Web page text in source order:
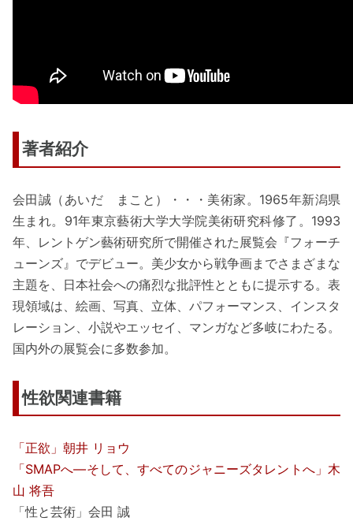
著者紹介
会田誠（あいだ まこと）・・・美術家。1965年新潟県
生まれ。91年東京藝術大学大学院美術研究科修了。1993
年、レントゲン藝術研究所で開催された展覧会『フォーチ
ューンズ』でデビュー。美少女から戦争画までさまざまな
主題を、日本社会への痛烈な批評性とともに提示する。表
現領域は、絵画、写真、立体、パフォーマンス、インスタ
レーション、小説やエッセイ、マンガなど多岐にわたる。
国内外の展覧会に多数参加。
性欲関連書籍
「正欲」朝井 リョウ
「SMAPへ―そして、すべてのジャニーズタレントへ」木
山 将吾
「性と芸術」会田 誠